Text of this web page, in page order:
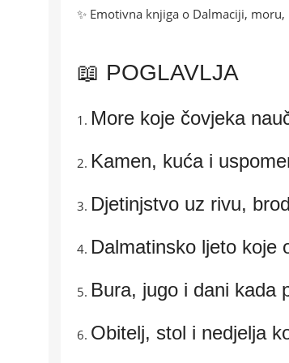
✨ Emotivna knjiga o Dalmaciji,
📖 POGLAVLJA
More koje čovjeka
Kamen, kuća i
Djetinjstvo uz rivu,
Dalmatinsko ljeto koje
Bura, jugo i dani kada
Obitelj, stol i nedjelja